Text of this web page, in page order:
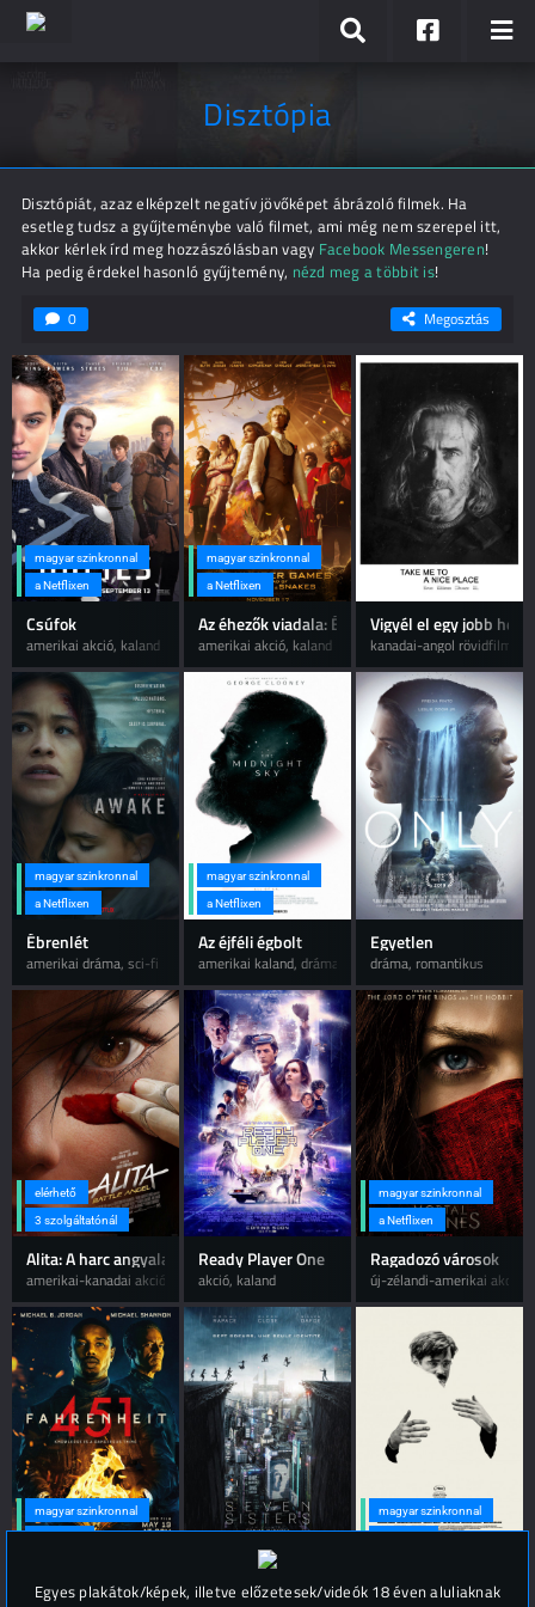
Disztópia
Disztópiát, azaz elképzelt negatív jövőképet ábrázoló filmek. Ha
esetleg tudsz a gyűjteménybe való filmet, ami még nem szerepel itt,
akkor kérlek írd meg hozzászólásban vagy Facebook Messengeren!
Ha pedig érdekel hasonló gyűjtemény, nézd meg a többit is!
0 Megosztás
magyar szinkronnal
a Netflixen
Csúfok
amerikai akció, kaland
magyar szinkronnal
a Netflixen
Az éhezők viadala: Énekesmadarak és kígyók
amerikai akció, kaland
Vigyél el egy jobb
kanadai-angol rövidfilm,
magyar szinkronnal
a Netflixen
Ébrenlét
amerikai dráma, sci-fi
magyar szinkronnal
a Netflixen
Az éjféli égbolt
amerikai kaland, dráma
Egyetlen
dráma, romantikus
elérhető
3 szolgáltatónál
Alita: A harc angyala
amerikai-kanadai akció, kaland
Ready Player One
akció, kaland
magyar szinkronnal
a Netflixen
Ragadozó városok
új-zélandi-amerikai akció,
magyar szinkronnal
amerikai dráma, sci-fi
Hét nővér
angol-francia akció, kaland
magyar szinkronnal
ír-angol romantikus, dráma
Egyes plakátok/képek, illetve előzetesek/videók 18 éven aluliaknak